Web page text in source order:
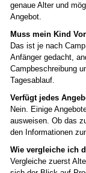
genaue Alter und
Angebot.
Muss mein Kind
Das ist je nach
Anfänger gedacht,
Campbeschreibung
Tagesablauf.
Verfügt jedes
Nein. Einige
ausweisen. Ob das
den Informationen
Wie vergleiche ich
Vergleiche zuerst